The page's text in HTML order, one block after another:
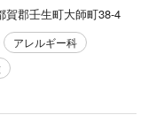
賀郡壬生町大師町38-4
アレルギー科